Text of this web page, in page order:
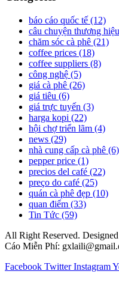
báo cáo quốc tế (12)
câu chuyện thương hiệu
chăm sóc cà phê (21)
coffee prices (18)
coffee suppliers (8)
công nghệ (5)
giá cà phê (26)
giá tiêu (6)
giá trực tuyến (3)
harga kopi (22)
hội chợ triển lãm (4)
news (29)
nhà cung cấp cà phê (6)
pepper price (1)
precios del café (22)
preço do café (25)
quán cà phê đẹp (10)
quan điểm (33)
Tin Tức (59)
All Right Reserved.
Cáo Miễn Phí:
Facebook Twitter Instagram